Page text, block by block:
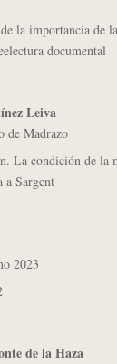
la importancia de la
documental
Leiva
de Madrazo
La condición de la
Sargent
2023
de la Haza